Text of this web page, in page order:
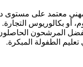
معتمد على مستوى
أو بكالوريوس التجارة.
المرشحون
الطفولة المبكرة.